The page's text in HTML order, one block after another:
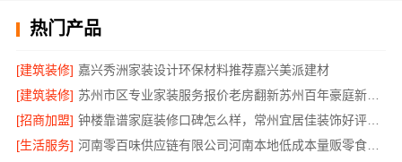
热门产品
[建筑装修] 嘉兴秀洲家装设计环保材料推荐嘉兴美派建材
[建筑装修]
苏州市区专业家装服务报价老房翻新苏州百年豪庭新材料有限公司
[招商加盟]
钟楼靠谱家庭装修口碑怎么样，常州宜居佳装饰好评案例
[生活服务]
河南零百味供应链有限公司河南本地低成本量贩零食全域盈利